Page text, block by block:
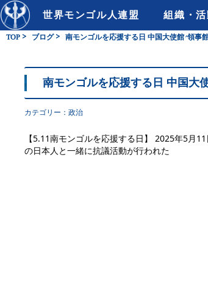
世界モンゴル人連盟 組織・活
TOP ブログ 南モンゴルを応援する日 中国大使館、領事
南モンゴルを応援する日 中国大
カテゴリー： 政治
【5.11南モンゴルを応援する日】 2025年5月
の日本人と一緒に抗議活動が行われた